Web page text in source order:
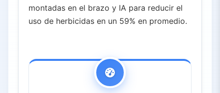
montadas en el brazo y IA para reducir el
uso de herbicidas en un 59% en promedio.